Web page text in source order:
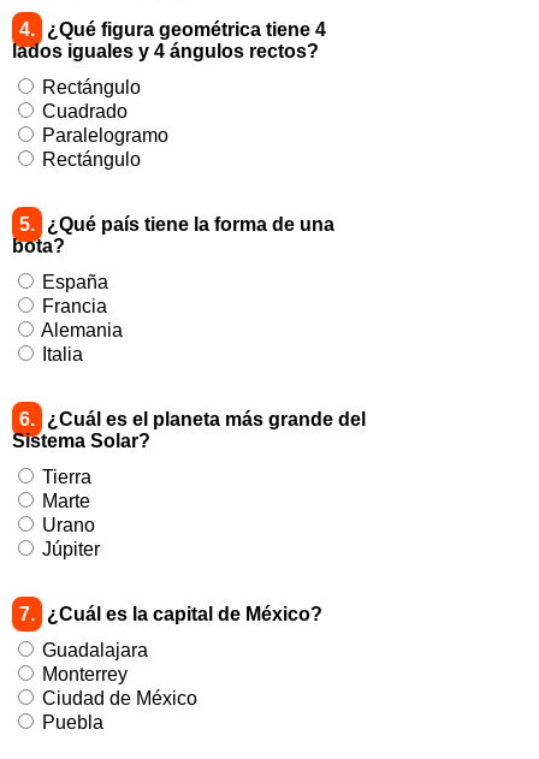
4.
¿Qué figura geométrica tiene 4
lados iguales y 4 ángulos rectos?
Rectángulo
Cuadrado
Paralelogramo
Rectángulo
5.
¿Qué país tiene la forma de una
bota?
España
Francia
Alemania
Italia
6.
¿Cuál es el planeta más grande del
Sistema Solar?
Tierra
Marte
Urano
Júpiter
7.
¿Cuál es la capital de México?
Guadalajara
Monterrey
Ciudad de México
Puebla